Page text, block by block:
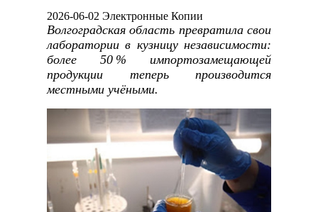
2026-06-02 Электронные Копии
Волгоградская область превратила свои
лаборатории в кузницу независимости:
более 50 % импортозамещающей
продукции теперь производится
местными учёными.